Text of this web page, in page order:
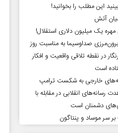
این مطلب را بخوانید!
آتش
یک میلیون دلاری استقلال!
صداوسیما به مناسبت روز
در نقطه تلاقی واقعیت و افکار
است
خارجی به شکست ترامپ
رسانه‌های انقلابی در مقابله با
دشمنان است
سر موساد و پنتاگون